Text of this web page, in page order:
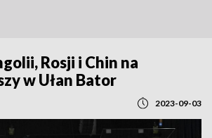
Rosji i Chin na
w Ułan Bator
2023-09-03